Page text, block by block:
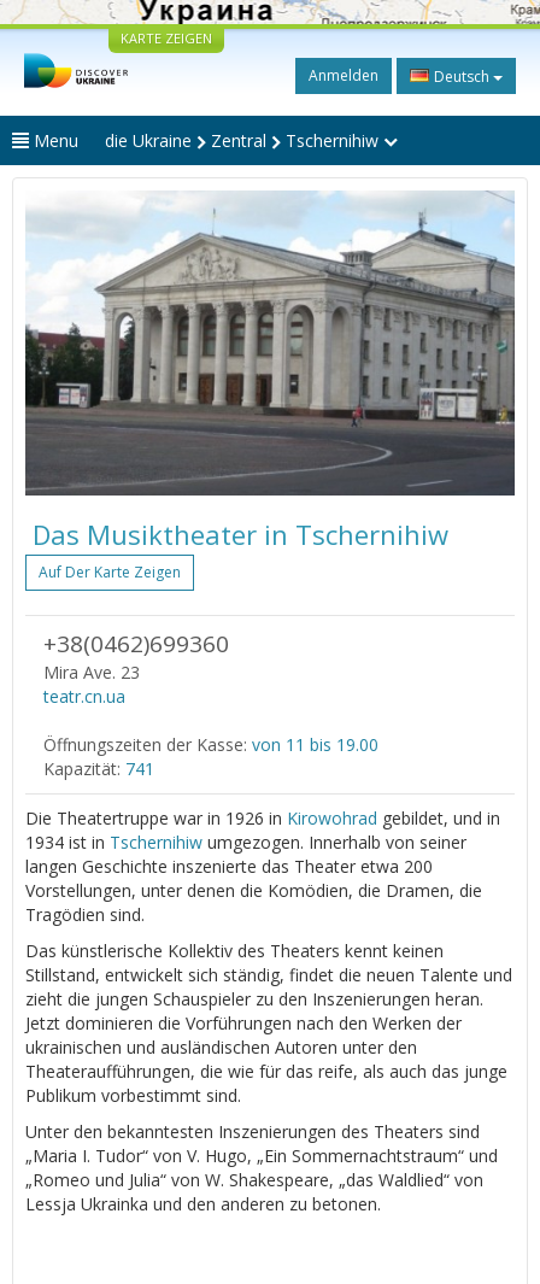
KARTE ZEIGEN
Anmelden Deutsch
Menu die Ukraine Zentral Tschernihiw
Das Musiktheater in Tschernihiw
Auf Der Karte Zeigen
+38(0462)699360
Mira Ave. 23
teatr.cn.ua
Öffnungszeiten der Kasse: von 11 bis 19.00
Kapazität: 741
Die Theatertruppe war in 1926 in Kirowohrad gebildet, und in
1934 ist in Tschernihiw umgezogen. Innerhalb von seiner
langen Geschichte inszenierte das Theater etwa 200
Vorstellungen, unter denen die Komödien, die Dramen, die
Tragödien sind.
Das künstlerische Kollektiv des Theaters kennt keinen
Stillstand, entwickelt sich ständig, findet die neuen Talente und
zieht die jungen Schauspieler zu den Inszenierungen heran.
Jetzt dominieren die Vorführungen nach den Werken der
ukrainischen und ausländischen Autoren unter den
Theateraufführungen, die wie für das reife, als auch das junge
Publikum vorbestimmt sind.
Unter den bekanntesten Inszenierungen des Theaters sind
„Maria I. Tudor“ von V. Hugo, „Ein Sommernachtstraum“ und
„Romeo und Julia“ von W. Shakespeare, „das Waldlied“ von
Lessja Ukrainka und den anderen zu betonen.